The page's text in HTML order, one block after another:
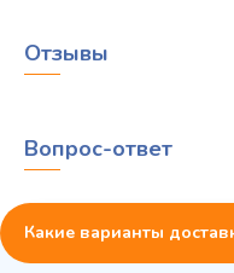
Отзывы
Вопрос-ответ
Какие варианты